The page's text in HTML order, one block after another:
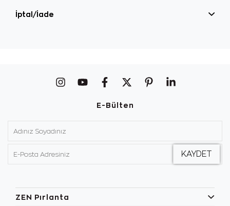
İptal/İade
E-Bülten
ZEN Pırlanta